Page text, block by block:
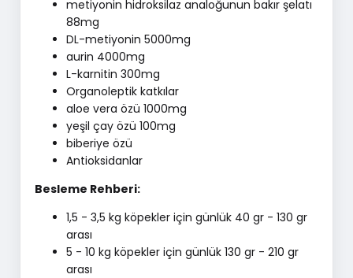
metiyonin hidroksilaz analoğunun bakır şelatı
88mg
DL-metiyonin 5000mg
aurin 4000mg
L-karnitin 300mg
Organoleptik katkılar
aloe vera özü 1000mg
yeşil çay özü 100mg
biberiye özü
Antioksidanlar
Besleme Rehberi:
1,5 - 3,5 kg köpekler için günlük 40 gr - 130 gr
arası
5 - 10 kg köpekler için günlük 130 gr - 210 gr
arası